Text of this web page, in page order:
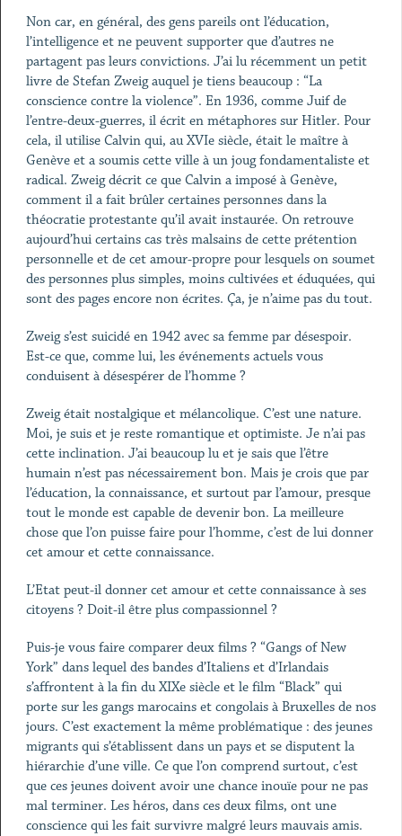
Non car, en général, des gens pareils ont l’éducation,
l’intelligence et ne peuvent supporter que d’autres ne
partagent pas leurs convictions. J’ai lu récemment un petit
livre de Stefan Zweig auquel je tiens beaucoup : “La
conscience contre la violence”. En 1936, comme Juif de
l’entre-deux-guerres, il écrit en métaphores sur Hitler. Pour
cela, il utilise Calvin qui, au XVIe siècle, était le maître à
Genève et a soumis cette ville à un joug fondamentaliste et
radical. Zweig décrit ce que Calvin a imposé à Genève,
comment il a fait brûler certaines personnes dans la
théocratie protestante qu’il avait instaurée. On retrouve
aujourd’hui certains cas très malsains de cette prétention
personnelle et de cet amour-propre pour lesquels on soumet
des personnes plus simples, moins cultivées et éduquées, qui
sont des pages encore non écrites. Ça, je n’aime pas du tout.
Zweig s’est suicidé en 1942 avec sa femme par désespoir.
Est-ce que, comme lui, les événements actuels vous
conduisent à désespérer de l’homme ?
Zweig était nostalgique et mélancolique. C’est une nature.
Moi, je suis et je reste romantique et optimiste. Je n’ai pas
cette inclination. J’ai beaucoup lu et je sais que l’être
humain n’est pas nécessairement bon. Mais je crois que par
l’éducation, la connaissance, et surtout par l’amour, presque
tout le monde est capable de devenir bon. La meilleure
chose que l’on puisse faire pour l’homme, c’est de lui donner
cet amour et cette connaissance.
L’Etat peut-il donner cet amour et cette connaissance à ses
citoyens ? Doit-il être plus compassionnel ?
Puis-je vous faire comparer deux films ? “Gangs of New
York” dans lequel des bandes d’Italiens et d’Irlandais
s’affrontent à la fin du XIXe siècle et le film “Black” qui
porte sur les gangs marocains et congolais à Bruxelles de nos
jours. C’est exactement la même problématique : des jeunes
migrants qui s’établissent dans un pays et se disputent la
hiérarchie d’une ville. Ce que l’on comprend surtout, c’est
que ces jeunes doivent avoir une chance inouïe pour ne pas
mal terminer. Les héros, dans ces deux films, ont une
conscience qui les fait survivre malgré leurs mauvais amis.